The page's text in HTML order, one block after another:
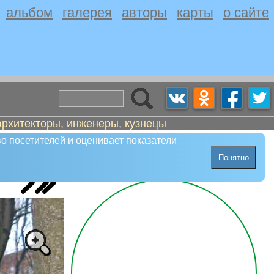
альбом галерея авторы карты о сайте
инженеры, кузнецы
и оценивает показатели
Понятно